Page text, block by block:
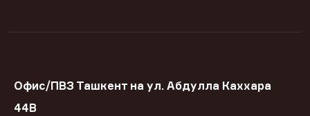
Офис/ПВЗ Ташкент на ул. Абдулла Каххара
44В